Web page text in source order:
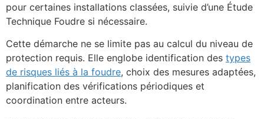
pour certaines installations classées, suivie d’une Étude
Technique Foudre si nécessaire.
Cette démarche ne se limite pas au calcul du niveau de
protection requis. Elle englobe identification des types
de risques liés à la foudre, choix des mesures adaptées,
planification des vérifications périodiques et
coordination entre acteurs.